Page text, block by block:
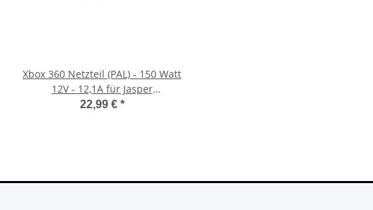
Xbox 360 Netzteil (PAL) - 150 Watt
12V - 12,1A für Jasper
Mainboards gebraucht
22,99 € *